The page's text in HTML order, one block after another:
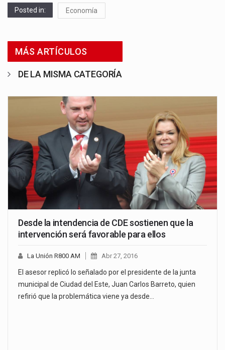
Posted in: Economía
MÁS ARTÍCULOS
DE LA MISMA CATEGORÍA
Desde la intendencia de CDE sostienen que la
intervención será favorable para ellos
La Unión R800 AM Abr 27, 2016
El asesor replicó lo señalado por el presidente de la junta
municipal de Ciudad del Este, Juan Carlos Barreto, quien
refirió que la problemática viene ya desde…